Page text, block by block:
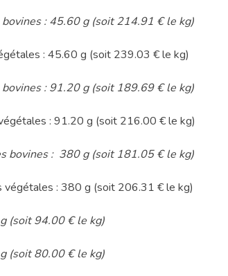
: 45.60 g (soit 214.91 € le kg)
: 45.60 g (soit 239.03 € le kg)
: 91.20 g (soit 189.69 € le kg)
: 91.20 g (soit 216.00 € le kg)
bovines : 380 g (soit 181.05 € le kg)
: 380 g (soit 206.31 € le kg)
(soit 94.00 € le kg)
(soit 80.00 € le kg)